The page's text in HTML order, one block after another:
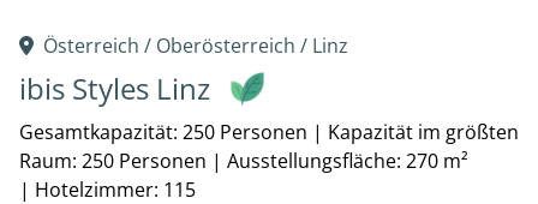
Österreich / Oberösterreich / Linz
ibis Styles Linz
Gesamtkapazität: 250 Personen | Kapazität im größten
Raum: 250 Personen | Ausstellungsfläche: 270 m²
| Hotelzimmer: 115